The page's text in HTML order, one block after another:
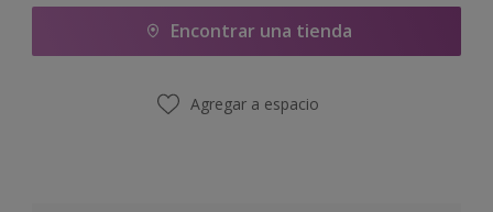
Encontrar una tienda
Agregar a espacio